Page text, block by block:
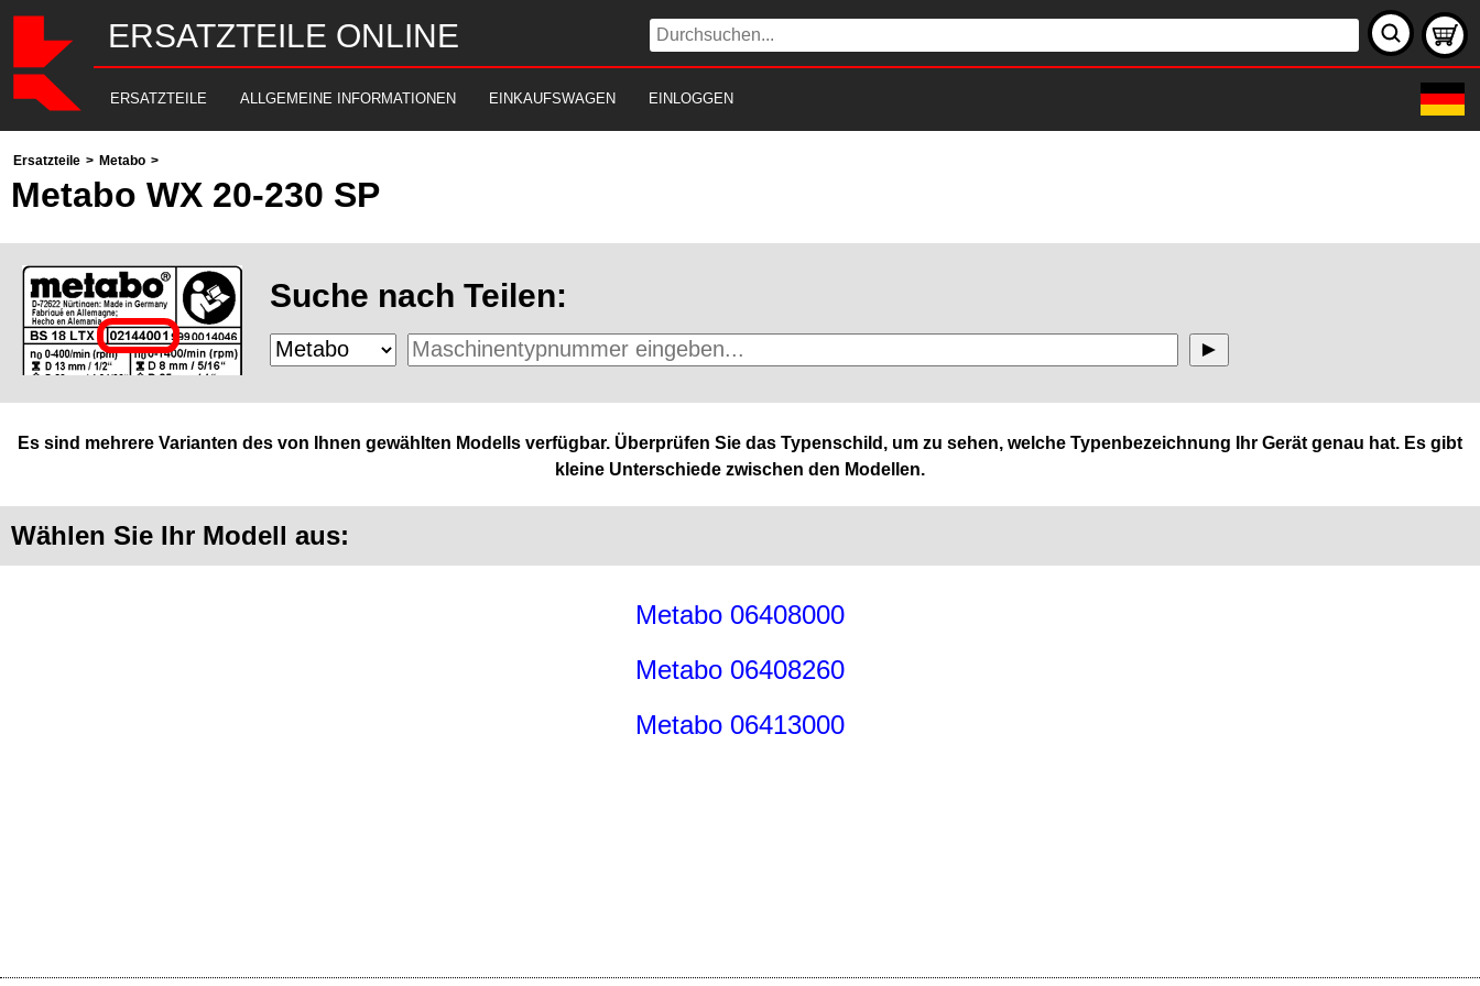
ERSATZTEILE ONLINE
ERSATZTEILE ALLGEMEINE INFORMATIONEN EINKAUFSWAGEN EINLOGGEN
Ersatzteile > Metabo >
Metabo WX 20-230 SP
Suche nach Teilen:
Es sind mehrere Varianten des von Ihnen gewählten Modells verfügbar. Überprüfen Sie das Typenschild, um zu sehen, welche Typenbezeichnung Ihr Gerät genau hat. Es gibt
kleine Unterschiede zwischen den Modellen.
Wählen Sie Ihr Modell aus:
Metabo 06408000
Metabo 06408260
Metabo 06413000